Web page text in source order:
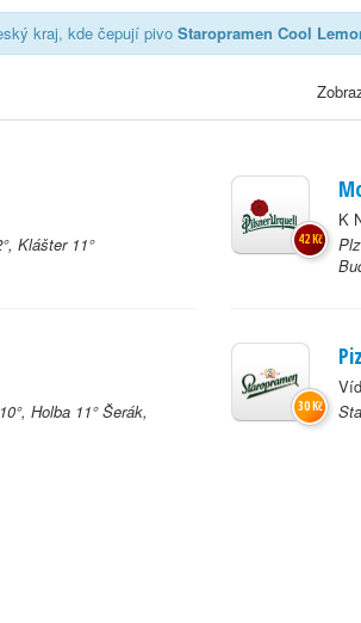
kraj, kde čepují pivo Staropramen Cool
Klášter 11°
K
42 Kč
Holba 11° Šerák,
30 Kč